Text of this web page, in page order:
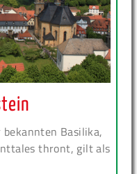
Basilika,
thront, gilt als